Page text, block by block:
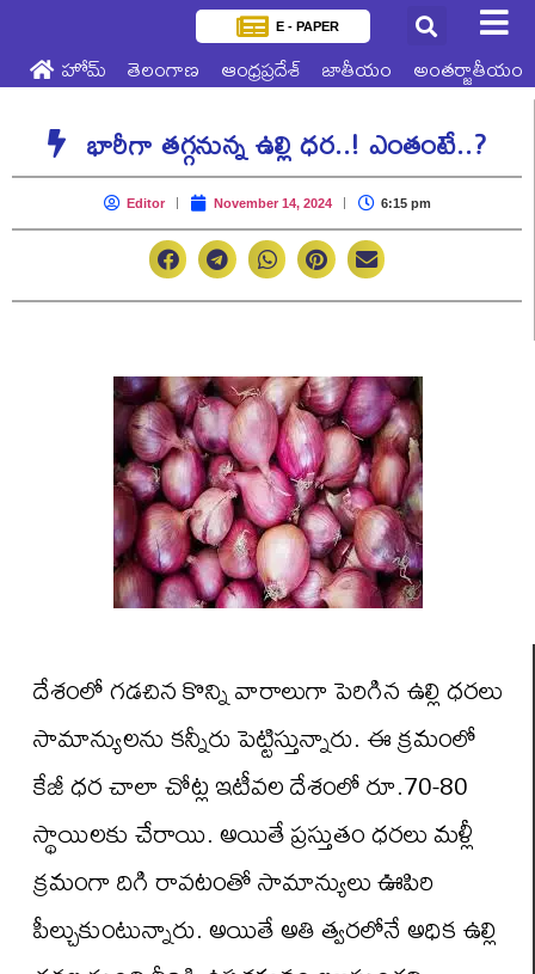
E - PAPER
హోమ్ తెలంగాణ ఆంధ్రప్రదేశ్ జాతీయం అంతర్జాతీయం
భారీగా తగ్గనున్న ఉల్లి ధర..! ఎంతంటే..?
Editor November 14, 2024 6:15 pm
దేశంలో గడచిన కొన్ని వారాలుగా పెరిగిన ఉల్లి ధరలు
సామాన్యులను కన్నీరు పెట్టిస్తున్నారు. ఈ క్రమంలో
కేజీ ధర చాలా చోట్ల ఇటీవల దేశంలో రూ.70-80
స్థాయిలకు చేరాయి. అయితే ప్రస్తుతం ధరలు మళ్లీ
క్రమంగా దిగి రావటంతో సామాన్యులు ఊపిరి
పీల్చుకుంటున్నారు. అయితే అతి త్వరలోనే అధిక ఉల్లి